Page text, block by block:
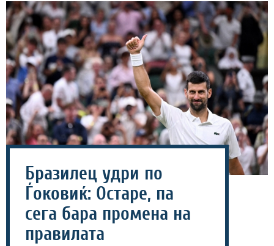
Бразилец удри по
Ѓоковиќ: Остаре, па
сега бара промена на
правилата